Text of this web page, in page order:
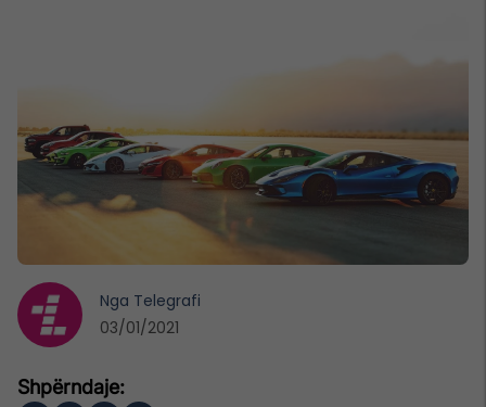
Nga Telegrafi
03/01/2021